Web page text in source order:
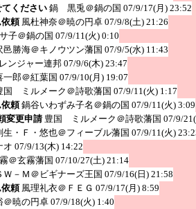
ください 鍋 黒兎＠鍋の国 07/9/17(月) 23:52
頼 風杜神奈＠暁の円卓 07/9/8(土) 21:26
子＠鍋の国 07/9/11(火) 0:10
邑勝海＠キノウツン藩国 07/9/5(水) 11:43
ンジャー連邦 07/9/6(木) 23:47
一郎＠紅葉国 07/9/10(月) 19:07
国 ミルメーク＠詩歌藩国 07/9/11(火) 1:17
頼鍋谷いわずみ子名＠鍋の国 07/9/11(火) 3:09
変更申請 豊国 ミルメーク＠詩歌藩国 07/9/
生・Ｆ・悠也＠フィーブル藩国 07/9/11(火)
オ 07/9/13(木) 14:22
＠玄霧藩国 07/10/27(土) 21:14
Ｗ－Ｍ＠ビギナーズ王国 07/9/16(日) 21:58
頼 風理礼衣＠ＦＥＧ 07/9/17(月) 8:59
＠暁の円卓 07/9/18(火) 1:40